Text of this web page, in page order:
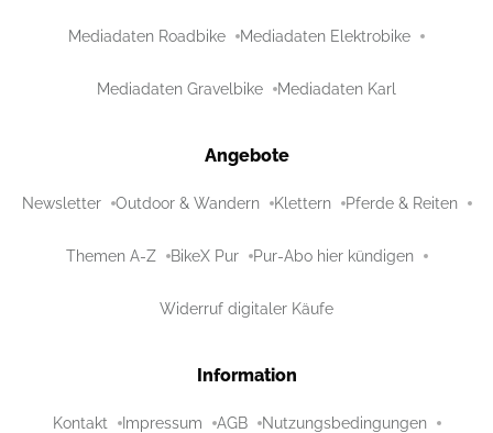
Mediadaten Roadbike Mediadaten Elektrobike
Mediadaten Gravelbike Mediadaten Karl
Angebote
Newsletter Outdoor & Wandern Klettern Pferde & Reiten
Themen A-Z BikeX Pur Pur-Abo hier kündigen
Widerruf digitaler Käufe
Information
Kontakt Impressum AGB Nutzungsbedingungen